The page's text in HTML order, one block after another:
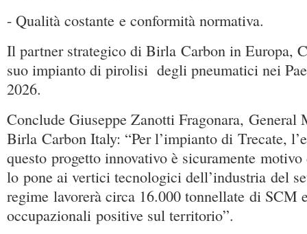
- Qualità costante e conformità normativa.
Il partner strategico di Birla Carbon in Europa,
suo impianto di pirolisi degli pneumatici nei
2026.
Conclude Giuseppe Zanotti Fragonara, General
Birla Carbon Italy: “Per l’impianto di Trecate,
questo progetto innovativo è sicuramente
lo pone ai vertici tecnologici dell’industria del
regime lavorerà circa 16.000 tonnellate di SCM
occupazionali positive sul territorio”.